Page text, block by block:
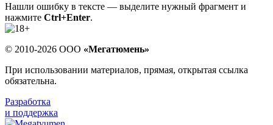
Нашли ошибку в тексте — выделите нужный фрагмент и
нажмите Ctrl+Enter.
© 2010-2026 ООО «Мегатюмень»
При использовании материалов, прямая, открытая ссылка
обязательна.
Разработка
и поддержка